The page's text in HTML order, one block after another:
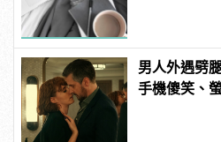
男人外遇劈
手機傻笑、